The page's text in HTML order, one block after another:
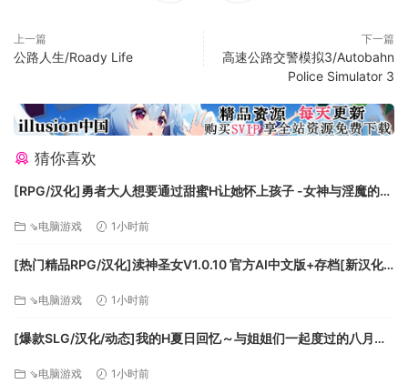
照料农场
水，收集鸡蛋，打发野鸟，体验艰难但朴素静谧的生活。
得到关于家人的消息
上一篇
公路人生/Roady Life
下一篇
高速公路交警模拟3/Autobahn
Police Simulator 3
猜你喜欢
[RPG/汉化]勇者大人想要通过甜蜜H让她怀上孩子 -女神与淫魔的二
⇘电脑游戏 1小时前
[热门精品RPG/汉化]渎神圣女V1.0.10 官方AI中文版+存档[新汉化]
⇘电脑游戏 1小时前
[爆款SLG/汉化/动态]我的H夏日回忆～与姐姐们一起度过的八月～
⇘电脑游戏 1小时前